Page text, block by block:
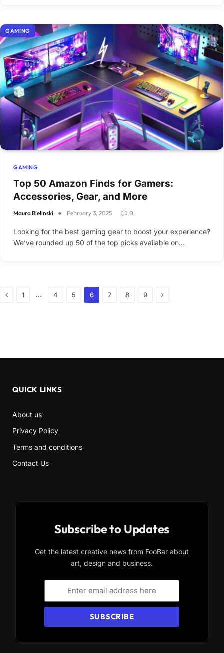
GAMING
GAMING
Top 50 Amazon Finds for Gamers:
Accessories, Gear, and More
Maura Bielinski February 3, 2025 0
Looking for the best gaming gear to boost your experience?
We’ve rounded up 50 of the top picks available on…
Previous
1 … 4 5 6 7 8 9 Next
QUICK LINKS
About us
Privacy Policy
Terms and conditions
Contact Us
Subscribe to Updates
Get the latest creative news from FooBar about
art, design and business.
SUBSCRIBE